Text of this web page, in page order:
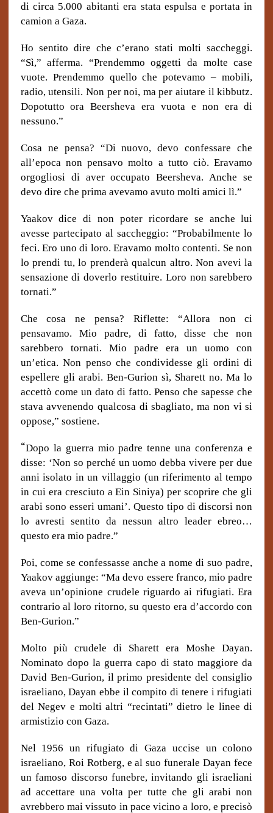
di circa 5.000 abitanti era stata espulsa e portata in
camion a Gaza.
Ho sentito dire che c’erano stati molti saccheggi.
“Sì,” afferma. “Prendemmo oggetti da molte case
vuote. Prendemmo quello che potevamo – mobili,
radio, utensili. Non per noi, ma per aiutare il kibbutz.
Dopotutto ora Beersheva era vuota e non era di
nessuno.”
Cosa ne pensa? “Di nuovo, devo confessare che
all’epoca non pensavo molto a tutto ciò. Eravamo
orgogliosi di aver occupato Beersheva. Anche se
devo dire che prima avevamo avuto molti amici lì.”
Yaakov dice di non poter ricordare se anche lui
avesse partecipato al saccheggio: “Probabilmente lo
feci.Ero uno di loro. Eravamo molto contenti. Se non
lo prendi tu, lo prenderà qualcun altro. Non avevi la
sensazione di doverlo restituire. Loro non sarebbero
tornati.”
Che cosa ne pensa? Riflette: “Allora non ci
pensavamo. Mio padre, di fatto, disse che non
sarebbero tornati. Mio padre era un uomo con
un’etica. Non penso che condividesse gli ordini di
espellere gli arabi. Ben-Gurion sì, Sharett no.Ma lo
accettò come un dato di fatto. Penso che sapesse che
stava avvenendo qualcosa di sbagliato, ma non vi si
oppose,” sostiene.
“Dopo la guerra mio padre tenne una conferenza e
disse: ‘Non so perché un uomo debba vivere per due
anni isolato in un villaggio (un riferimento al tempo
in cui era cresciuto a Ein Siniya) per scoprire che gli
arabi sono esseri umani’. Questo tipo di discorsi non
lo avresti sentito da nessun altro leader ebreo…
questo era mio padre.”
Poi, come se confessasse anche a nome di suo padre,
Yaakov aggiunge: “Ma devo essere franco, mio padre
aveva un’opinione crudele riguardo ai rifugiati. Era
contrario al loro ritorno, su questo era d’accordo con
Ben-Gurion.”
Molto più crudele di Sharett era Moshe Dayan.
Nominato dopo la guerra capo di stato maggiore da
David Ben-Gurion, il primo presidente del consiglio
israeliano, Dayan ebbe il compito di tenere i rifugiati
del Negev e molti altri “recintati” dietro le linee di
armistizio con Gaza.
Nel 1956 un rifugiato di Gaza uccise un colono
israeliano, Roi Rotberg, e al suo funerale Dayan fece
un famoso discorso funebre, invitando gli israeliani
ad accettare una volta per tutte che gli arabi non
avrebbero mai vissuto in pace vicino a loro, e precisò